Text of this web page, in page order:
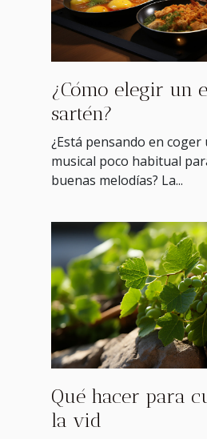
¿Cómo elegir un
sartén?
¿Está pensando en
musical poco habitual
buenas melodías? La...
Qué hacer para
la vid